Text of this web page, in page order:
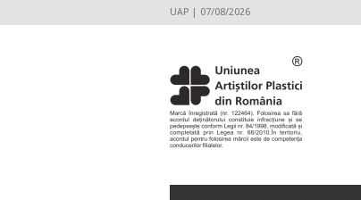
UAP | 07/08/2026